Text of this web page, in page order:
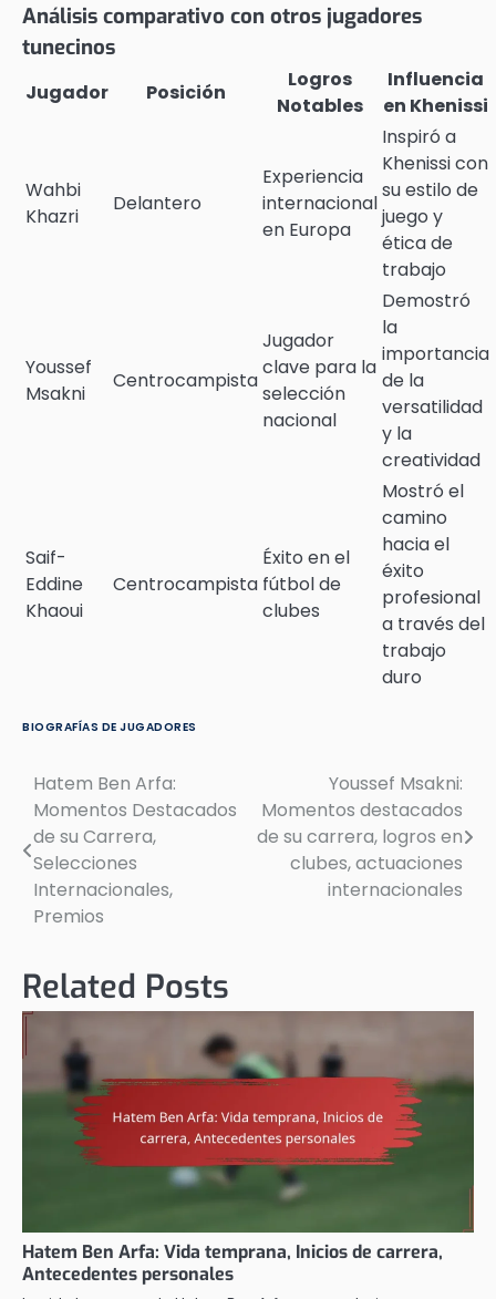
Análisis comparativo con otros jugadores
tunecinos
Jugador Posición
Logros
Notables
Influencia
en Khenissi
Wahbi
Khazri
Delantero
Experiencia
internacional
en Europa
Inspiró a
Khenissi con
su estilo de
juego y
ética de
trabajo
Youssef
Msakni
Centrocampista
Jugador
clave para la
selección
nacional
Demostró
la
importancia
de la
versatilidad
y la
creatividad
Saif-
Eddine
Khaoui
Centrocampista
Éxito en el
fútbol de
clubes
Mostró el
camino
hacia el
éxito
profesional
a través del
trabajo
duro
BIOGRAFÍAS DE JUGADORES
Post
navigation
Hatem Ben Arfa:
Momentos Destacados
de su Carrera,
Selecciones
Internacionales,
Premios
Youssef Msakni:
Momentos destacados
de su carrera, logros en
clubes, actuaciones
internacionales
Related Posts
Hatem Ben Arfa: Vida temprana, Inicios de carrera,
Antecedentes personales